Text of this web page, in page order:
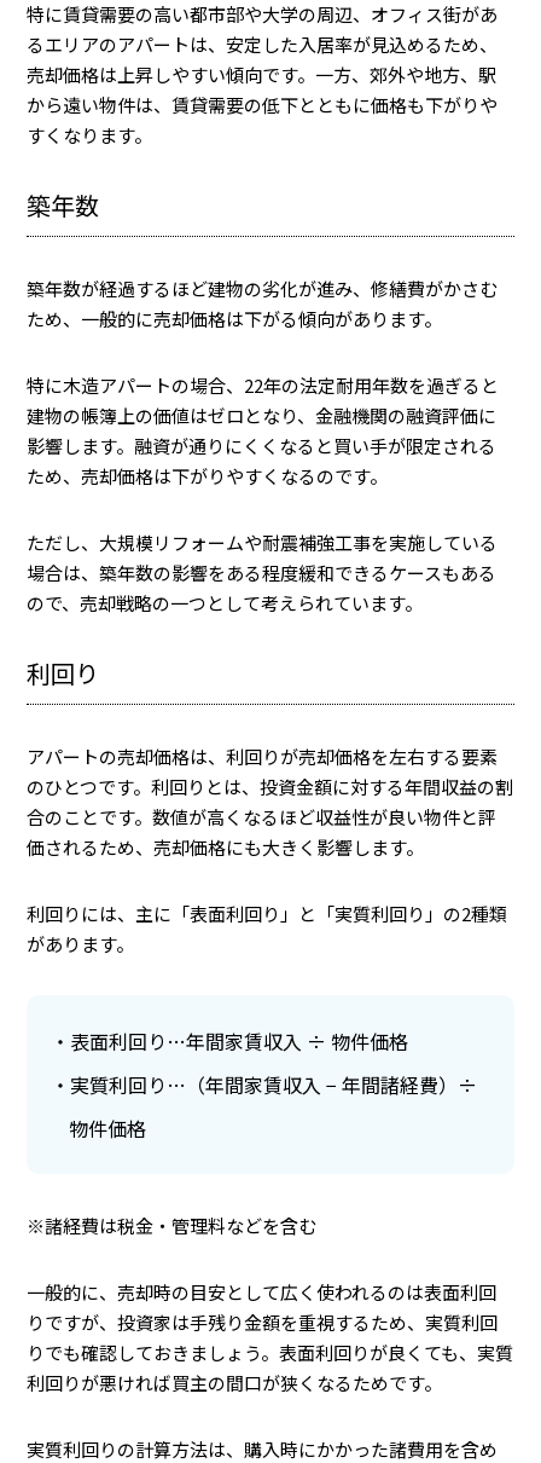
特に賃貸需要の高い都市部や大学の周辺、オフィス街があ
るエリアのアパートは、安定した入居率が見込めるため、
売却価格は上昇しやすい傾向です。一方、郊外や地方、駅
から遠い物件は、賃貸需要の低下とともに価格も下がりや
すくなります。
築年数
築年数が経過するほど建物の劣化が進み、修繕費がかさむ
ため、一般的に売却価格は下がる傾向があります。
特に木造アパートの場合、22年の法定耐用年数を過ぎると
建物の帳簿上の価値はゼロとなり、金融機関の融資評価に
影響します。融資が通りにくくなると買い手が限定される
ため、売却価格は下がりやすくなるのです。
ただし、大規模リフォームや耐震補強工事を実施している
場合は、築年数の影響をある程度緩和できるケースもある
ので、売却戦略の一つとして考えられています。
利回り
アパートの売却価格は、利回りが売却価格を左右する要素
のひとつです。利回りとは、投資金額に対する年間収益の割
合のことです。数値が高くなるほど収益性が良い物件と評
価されるため、売却価格にも大きく影響します。
利回りには、主に「表面利回り」と「実質利回り」の2種類
があります。
表面利回り…年間家賃収入 ÷ 物件価格
実質利回り…（年間家賃収入 − 年間諸経費）÷
物件価格
※諸経費は税金・管理料などを含む
一般的に、売却時の目安として広く使われるのは表面利回
りですが、投資家は手残り金額を重視するため、実質利回
りでも確認しておきましょう。表面利回りが良くても、実質
利回りが悪ければ買主の間口が狭くなるためです。
実質利回りの計算方法は、購入時にかかった諸費用を含め